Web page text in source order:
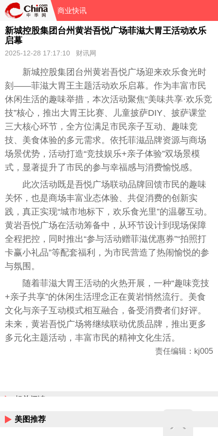
商业快讯
新城控股集团台州黄岩吾悦广场菲滋大胃王活动欢乐
启幕
2025-12-28 17:17:10 财讯网
新城控股集团台州黄岩吾悦广场迎来欢乐食光时
刻——菲滋大胃王主题活动欢乐启幕。作为丰富市民
休闲生活的趣味举措，本次活动聚焦“美味共享·欢乐竞
技”核心，推出大胃王比赛、儿童披萨DIY、披萨课堂
三大核心环节，全方位满足市民亲子互动、趣味竞
技、美食体验的多元需求。依托菲滋品牌资源与商场
场景优势，活动打造“竞技娱乐+亲子体验”双场景模
式，显著提升了市民的参与幸福感与消费愉悦感。
此次活动既是吾悦广场联动品牌回馈市民的趣味
关怀，也是商场丰富业态体验、共促消费的创新实
践，真正实现“城市地标下，欢乐食光里”的温馨互动。
黄岩吾悦广场在活动筹备中，从环节设计到现场保障
全程把控，同时推出“参与活动赠菲滋优惠券”“拍照打
卡赢小礼品”等配套福利，为市民营造了热闹愉悦的参
与氛围。
随着菲滋大胃王活动的火热开展，一种“趣味竞技
+亲子共享”的休闲生活理念正在黄岩悄然流行。美食
文化与亲子互动模式相互融合，备受消费者们好评。
未来，黄岩吾悦广场将继续联动优质品牌，推出更多
多元化主题活动，丰富市民的精神文化生活。
责任编辑：kj005
相关阅读
美图推荐